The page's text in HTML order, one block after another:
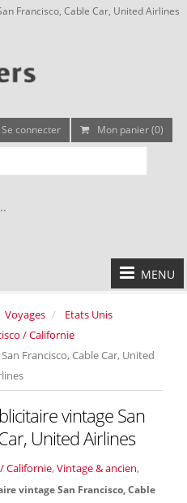
Francisco, Cable Car, United Airlines
Se connecter Mon panier (0)
MENU
Voyages
Etats Unis
/ Californie
Francisco, Cable Car, United
vintage San
United Airlines
Californie, Vintage & ancien,
vintage San Francisco, Cable